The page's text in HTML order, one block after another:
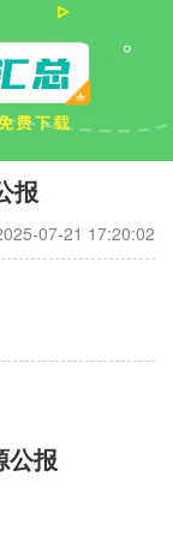
报
07-21 17:20:02
公报